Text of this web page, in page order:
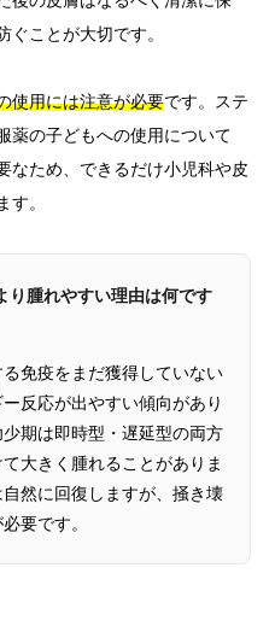
ぐことが大切です。
使用には注意が必要です。ステ
薬の子どもへの使用について
なため、できるだけ小児科や皮
す。
り腫れやすい理由は何です
免疫をまだ獲得していない
反応が出やすい傾向があり
期は即時型・遅延型の両方
大きく腫れることがありま
然に回復しますが、掻き壊
要です。